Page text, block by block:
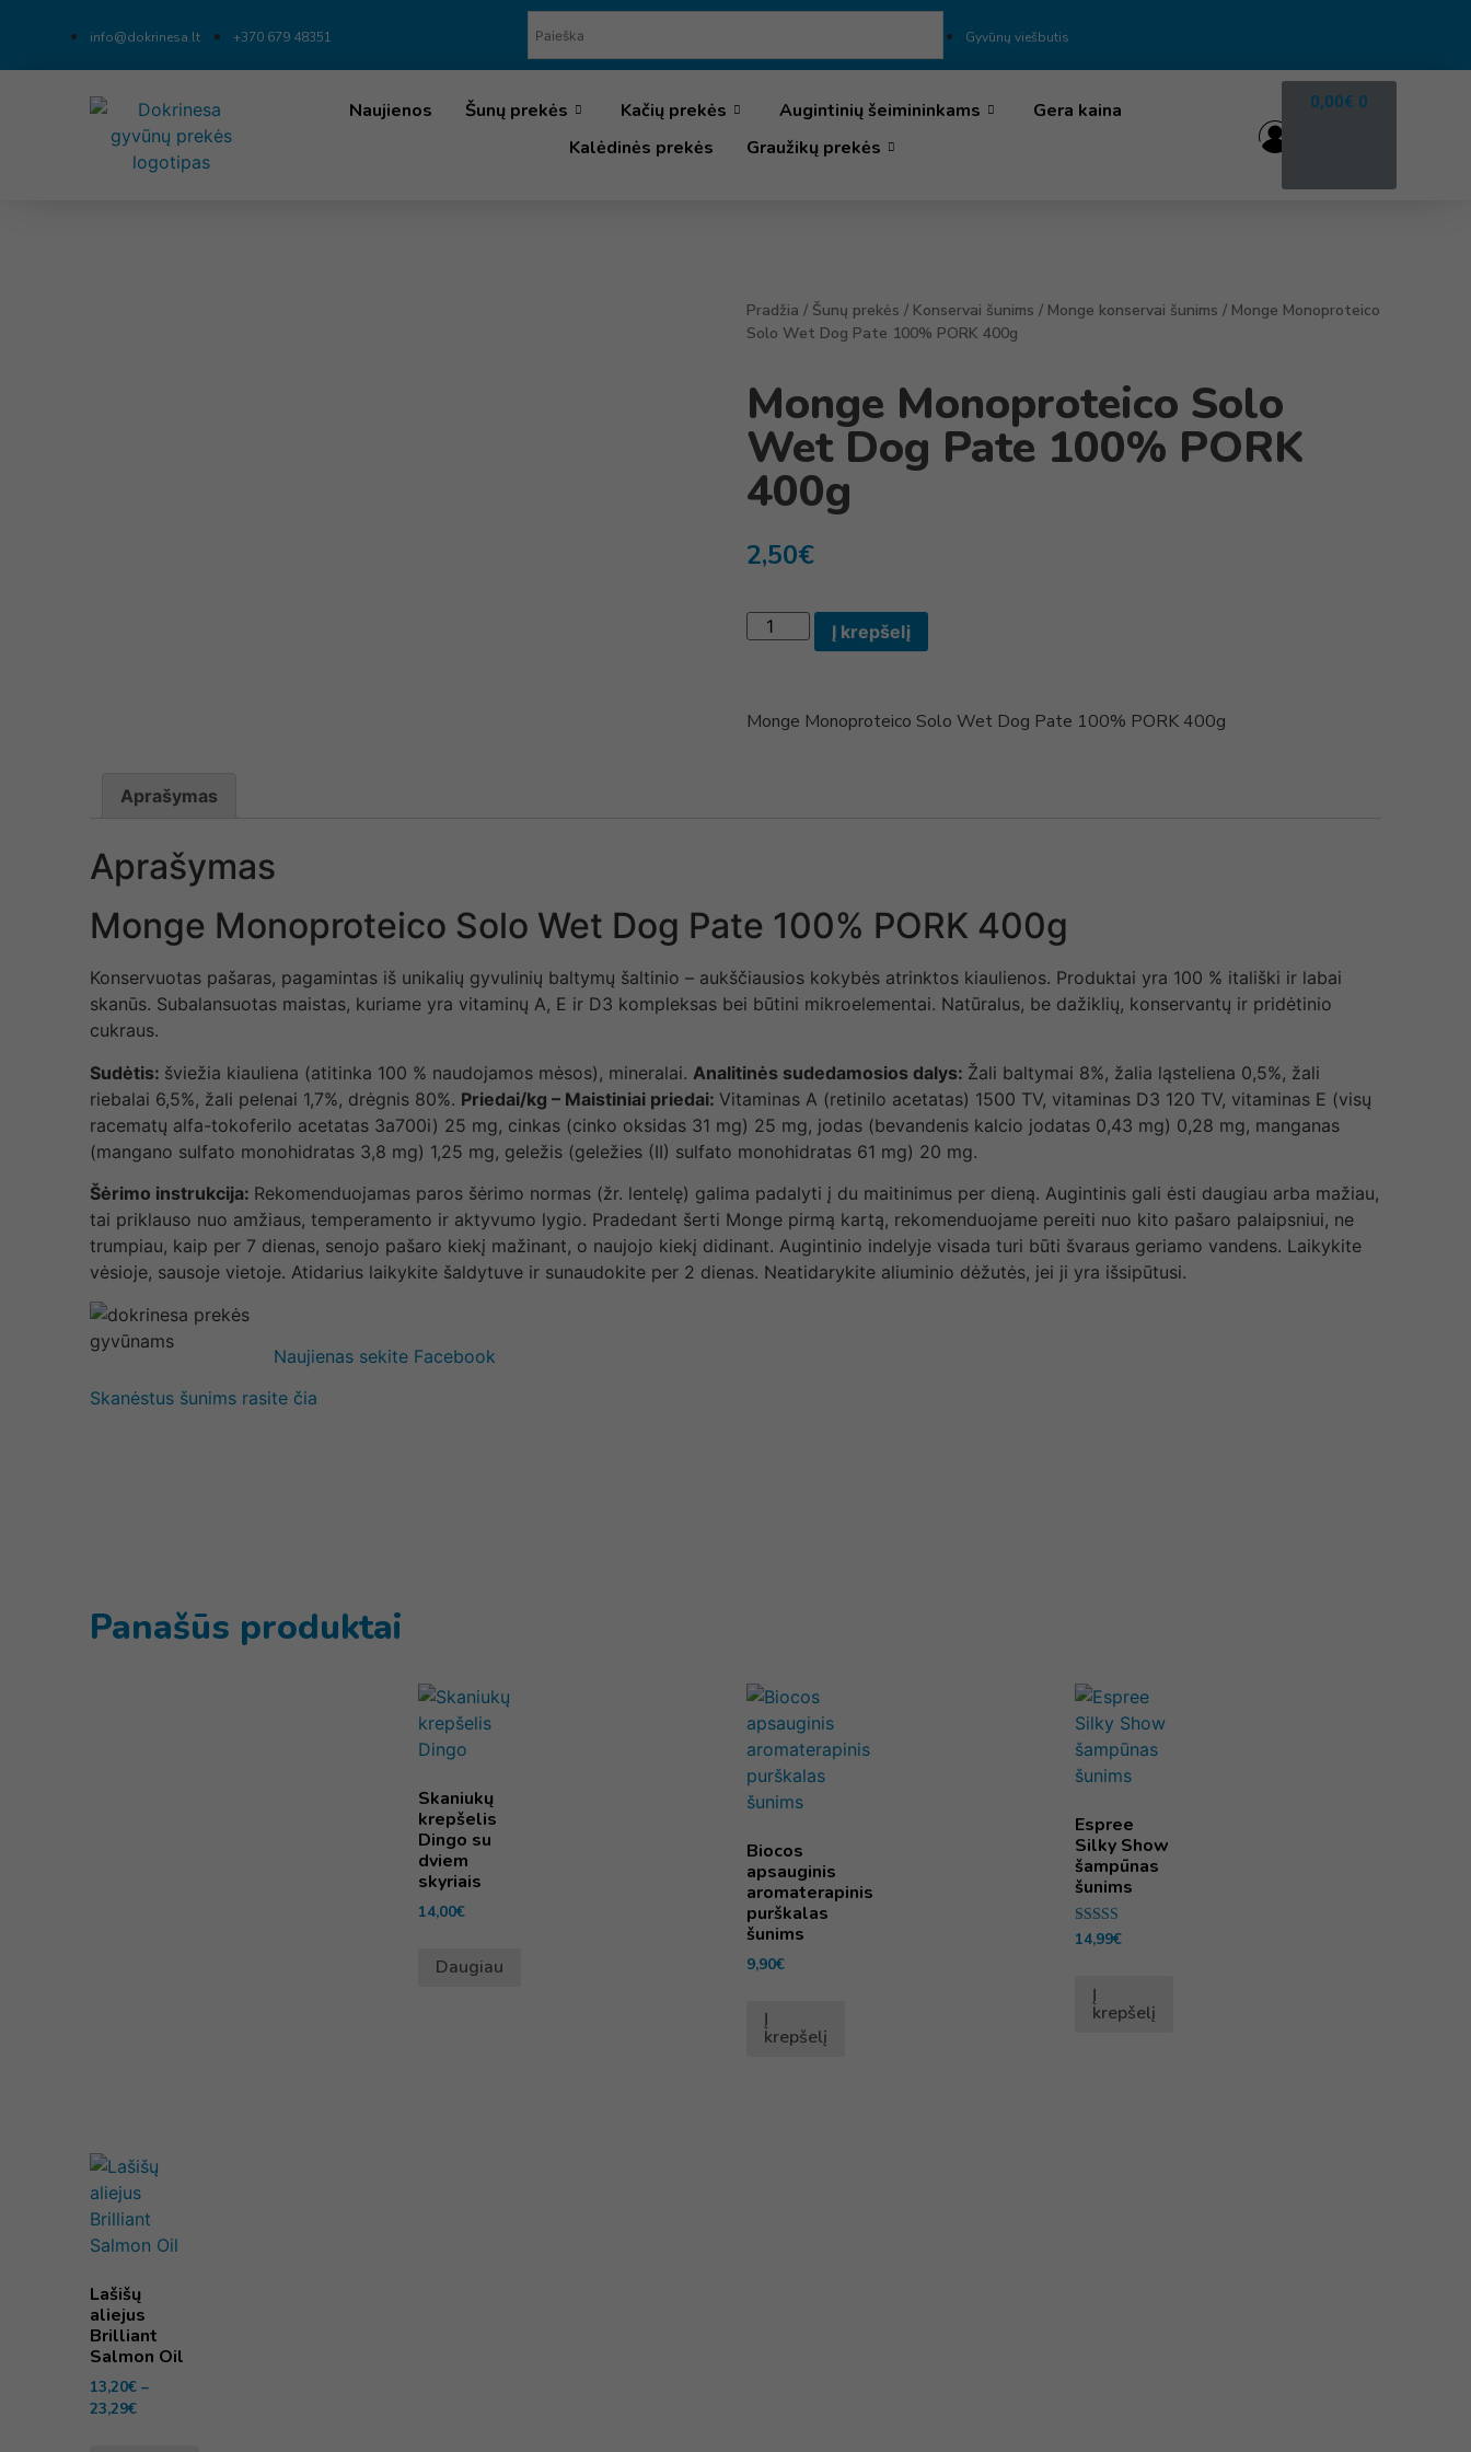
info@dokrinesa.lt +370 679 48351 Gyvūnų viešbutis
Naujienos Šunų prekės Kačių prekės Augintinių šeimininkams
Gera kaina
Kalėdinės prekės
Graužikų prekės
0,00€ 0
Pradžia / Šunų prekės / Konservai šunims / Monge konservai šunims / Monge Monoproteico
Solo Wet Dog Pate 100% PORK 400g
Monge Monoproteico Solo
Wet Dog Pate 100% PORK
400g
2,50€
Į krepšelį
Monge Monoproteico Solo Wet Dog Pate 100% PORK 400g
Aprašymas
Aprašymas
Monge Monoproteico Solo Wet Dog Pate 100% PORK 400g
Konservuotas pašaras, pagamintas iš unikalių gyvulinių baltymų šaltinio – aukščiausios kokybės atrinktos kiaulienos. Produktai yra 100 % itališki ir labai
skanūs. Subalansuotas maistas, kuriame yra vitaminų A, E ir D3 kompleksas bei būtini mikroelementai. Natūralus, be dažiklių, konservantų ir pridėtinio
cukraus.
Sudėtis: šviežia kiauliena (atitinka 100 % naudojamos mėsos), mineralai. Analitinės sudedamosios dalys: Žali baltymai 8%, žalia ląsteliena 0,5%, žali
riebalai 6,5%, žali pelenai 1,7%, drėgnis 80%. Priedai/kg – Maistiniai priedai: Vitaminas A (retinilo acetatas) 1500 TV, vitaminas D3 120 TV, vitaminas E (visų
racematų alfa-tokoferilo acetatas 3a700i) 25 mg, cinkas (cinko oksidas 31 mg) 25 mg, jodas (bevandenis kalcio jodatas 0,43 mg) 0,28 mg, manganas
(mangano sulfato monohidratas 3,8 mg) 1,25 mg, geležis (geležies (II) sulfato monohidratas 61 mg) 20 mg.
Šėrimo instrukcija: Rekomenduojamas paros šėrimo normas (žr. lentelę) galima padalyti į du maitinimus per dieną. Augintinis gali ėsti daugiau arba mažiau,
tai priklauso nuo amžiaus, temperamento ir aktyvumo lygio. Pradedant šerti Monge pirmą kartą, rekomenduojame pereiti nuo kito pašaro palaipsniui, ne
trumpiau, kaip per 7 dienas, senojo pašaro kiekį mažinant, o naujojo kiekį didinant. Augintinio indelyje visada turi būti švaraus geriamo vandens. Laikykite
vėsioje, sausoje vietoje. Atidarius laikykite šaldytuve ir sunaudokite per 2 dienas. Neatidarykite aliuminio dėžutės, jei ji yra išsipūtusi.
Naujienas sekite Facebook
Skanėstus šunims rasite čia
Panašūs produktai
Skaniukų
krepšelis
Dingo su
dviem
skyriais
14,00€
Daugiau
Biocos
apsauginis
aromaterapinis
purškalas
šunims
9,90€
Į
krepšelį
Espree
Silky Show
šampūnas
šunims
Įvertinimas:
5.00
14,99€
Į
krepšelį
Lašišų
aliejus
Brilliant
Salmon Oil
13,20€ –
23,29€